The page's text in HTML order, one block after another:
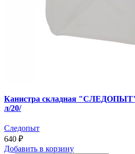
Канистра складная
л/20/
Следопыт
640 ₽
Добавить в корзину